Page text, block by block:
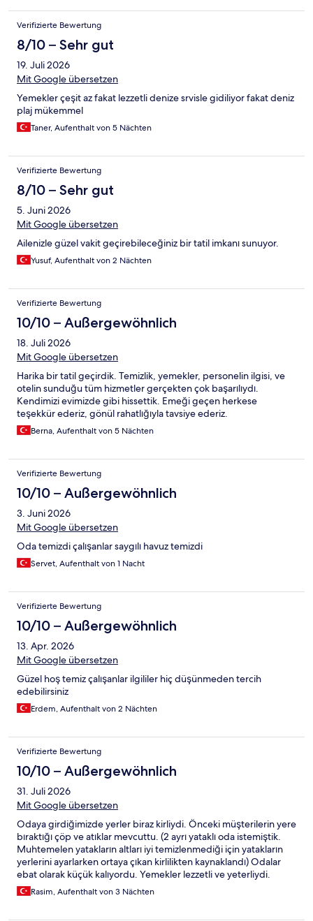
haben sie es leider nicht. Zu dem essen muss ich sagen das es
wirklich gute türkische Küche ist…. aber leider habe ich am
letzten Tag vor meiner Abreise gefrühstückt und am Stand von
der Pool Bar ein gözleme gegessen, wonach ich 3 Tage eine
schlimme Lebensmittel Vergiftung hatte.
Verifizierte Bewertung
8/10 – Sehr gut
19. Juli 2026
Mit Google übersetzen
Yemekler çeşit az fakat lezzetli denize srvisle gidiliyor fakat deniz
plaj mükemmel
Taner, Aufenthalt von 5 Nächten
Verifizierte Bewertung
8/10 – Sehr gut
5. Juni 2026
Mit Google übersetzen
Ailenizle güzel vakit geçirebileceğiniz bir tatil imkanı sunuyor.
Yusuf, Aufenthalt von 2 Nächten
Verifizierte Bewertung
10/10 – Außergewöhnlich
18. Juli 2026
Mit Google übersetzen
Harika bir tatil geçirdik. Temizlik, yemekler, personelin ilgisi, ve
otelin sunduğu tüm hizmetler gerçekten çok başarılıydı.
Kendimizi evimizde gibi hissettik. Emeği geçen herkese
teşekkür ederiz, gönül rahatlığıyla tavsiye ederiz.
Berna, Aufenthalt von 5 Nächten
Verifizierte Bewertung
10/10 – Außergewöhnlich
3. Juni 2026
Mit Google übersetzen
Oda temizdi çalışanlar saygılı havuz temizdi
Servet, Aufenthalt von 1 Nacht
Verifizierte Bewertung
10/10 – Außergewöhnlich
13. Apr. 2026
Mit Google übersetzen
Güzel hoş temiz çalışanlar ilgililer hiç düşünmeden tercih
edebilirsiniz
Erdem, Aufenthalt von 2 Nächten
Verifizierte Bewertung
10/10 – Außergewöhnlich
31. Juli 2026
Mit Google übersetzen
Odaya girdiğimizde yerler biraz kirliydi. Önceki müşterilerin yere
bıraktığı çöp ve atıklar mevcuttu. (2 ayrı yataklı oda istemiştik.
Muhtemelen yatakların altları iyi temizlenmediği için yatakların
yerlerini ayarlarken ortaya çıkan kirlilikten kaynaklandı) Odalar
ebat olarak küçük kalıyordu. Yemekler lezzetli ve yeterliydi.
Personel samimi ve seviyeliydi. Etkinlik ve eğlence (animasyon)
konusu belki biraz daha geliştirilebilir. Hareket ve gürültü
Rasim, Aufenthalt von 3 Nächten